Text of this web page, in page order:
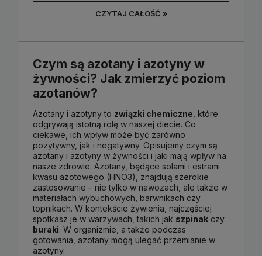
CZYTAJ CAŁOŚĆ »
Czym są azotany i azotyny w
żywności? Jak zmierzyć poziom
azotanów?
Azotany i azotyny to związki chemiczne , które
odgrywają istotną rolę w naszej diecie. Co
ciekawe, ich wpływ może być zarówno
pozytywny, jak i negatywny. Opisujemy czym są
azotany i azotyny w żywności i jaki mają wpływ na
nasze zdrowie. Azotany, będące solami i estrami
kwasu azotowego (HNO3), znajdują szerokie
zastosowanie – nie tylko w nawozach, ale także w
materiałach wybuchowych, barwnikach czy
topnikach. W kontekście żywienia, najczęściej
spotkasz je w warzywach, takich jak szpinak czy
buraki. W organizmie, a także podczas
gotowania, azotany mogą ulegać przemianie w
azotyny.